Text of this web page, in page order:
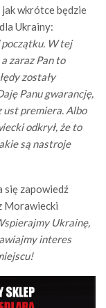
jak wkrótce będzie
Ukrainy:
początku. W tej
zaraz Pan to
zostały
Panu gwarancję,
ust premiera. Albo
odkrył, że to
są nastroje
się zapowiedź
Morawiecki
Ukrainę,
interes